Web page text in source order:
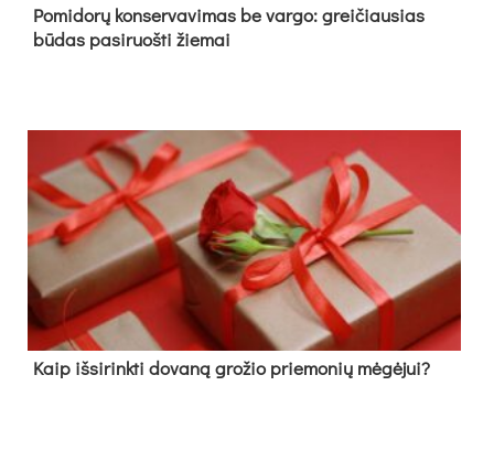
Pomidorų konservavimas be vargo: greičiausias
būdas pasiruošti žiemai
Kaip išsirinkti dovaną grožio priemonių mėgėjui?